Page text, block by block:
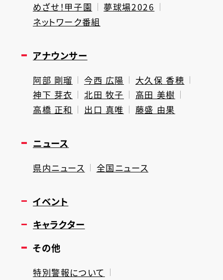
めざせ！甲子園
夢球場2026
ネットワーク番組
アナウンサー
阿部 剛瑠 今西 広陽
大久保 香穂
神下 芽衣
北田 牧子
高田 美樹
高橋 正和
出口 真唯 藤盛 由果
ニュース
県内ニュース 全国ニュース
イベント
キャラクター
その他
特別警報について